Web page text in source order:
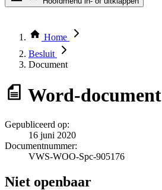
Thema COVID-19
Bekijk per bestuursorgaan
Home
Besluit
Document
Word-document
Gepubliceerd op:
16 juni 2020
Documentnummer:
VWS-WOO-Spc-905176
Niet openbaar